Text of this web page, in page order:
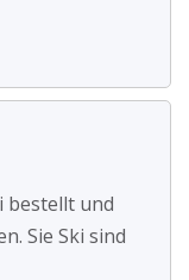
bestellt und
Sie Ski sind